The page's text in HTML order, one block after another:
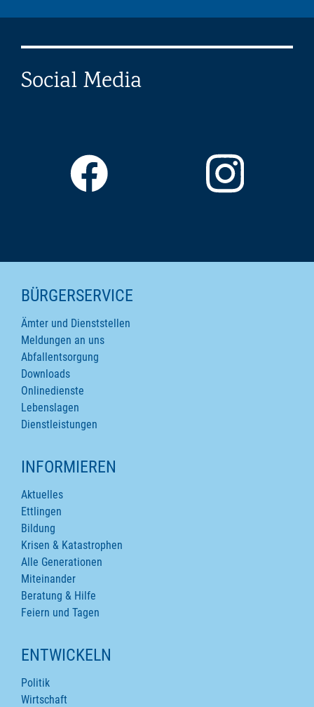
Social Media
SEITENINHALTE
BÜRGERSERVICE
Ämter und Dienststellen
Meldungen an uns
Abfallentsorgung
Downloads
Onlinedienste
Lebenslagen
Dienstleistungen
INFORMIEREN
Aktuelles
Ettlingen
Bildung
Krisen & Katastrophen
Alle Generationen
Miteinander
Beratung & Hilfe
Feiern und Tagen
ENTWICKELN
Politik
Wirtschaft